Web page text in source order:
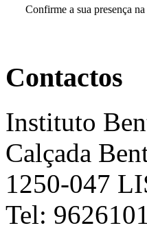
Confirme a sua presença
Contactos
Instituto
Calçada
1250-047
Tel: